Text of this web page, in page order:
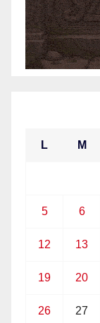
L M
5 6
12 13
19 20
26 27